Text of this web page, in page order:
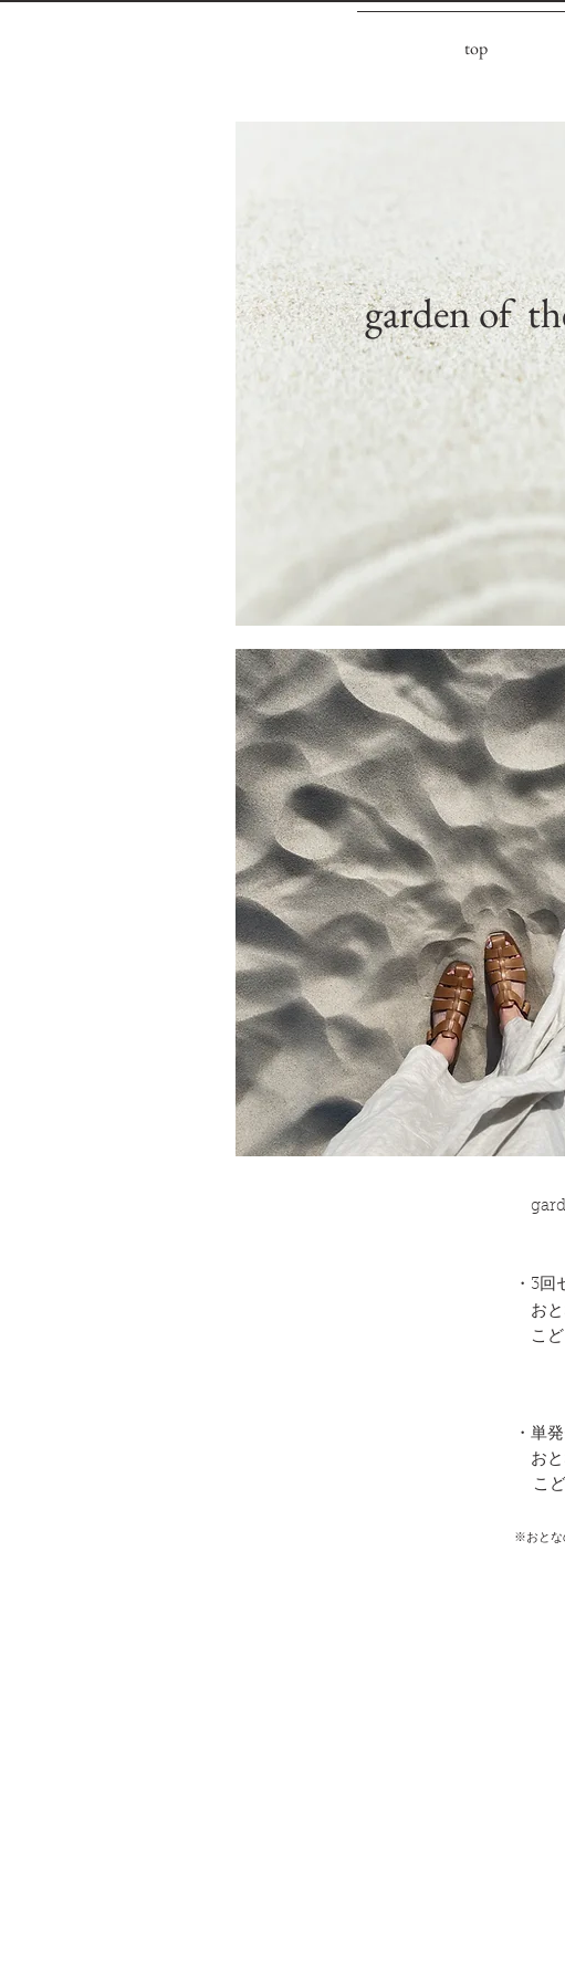
top
​garden of
〜
・3
お
こ
・単
お
こ
※おとな